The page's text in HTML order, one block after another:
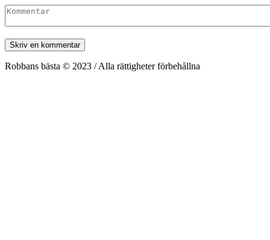
Robbans bästa © 2023 / Alla rättigheter förbehållna